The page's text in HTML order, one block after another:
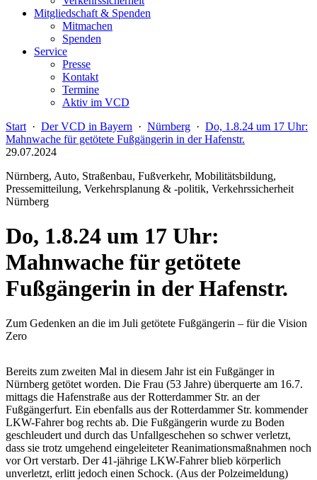
Mitgliedschaft & Spenden
Mitmachen
Spenden
Service
Presse
Kontakt
Termine
Aktiv im VCD
Start · Der VCD in Bayern · Nürnberg · Do, 1.8.24 um 17 Uhr:
Mahnwache für getötete Fußgängerin in der Hafenstr.
29.07.2024
Nürnberg, Auto, Straßenbau, Fußverkehr, Mobilitätsbildung,
Pressemitteilung, Verkehrsplanung & -politik, Verkehrssicherheit
Nürnberg
Do, 1.8.24 um 17 Uhr:
Mahnwache für getötete
Fußgängerin in der Hafenstr.
Zum Gedenken an die im Juli getötete Fußgängerin – für die Vision
Zero
Bereits zum zweiten Mal in diesem Jahr ist ein Fußgänger in
Nürnberg getötet worden. Die Frau (53 Jahre) überquerte am 16.7.
mittags die Hafenstraße aus der Rotterdammer Str. an der
Fußgängerfurt. Ein ebenfalls aus der Rotterdammer Str. kommender
LKW-Fahrer bog rechts ab. Die Fußgängerin wurde zu Boden
geschleudert und durch das Unfallgeschehen so schwer verletzt,
dass sie trotz umgehend eingeleiteter Reanimationsmaßnahmen noch
vor Ort verstarb. Der 41-jährige LKW-Fahrer blieb körperlich
unverletzt, erlitt jedoch einen Schock. (Aus der Polzeimeldung)